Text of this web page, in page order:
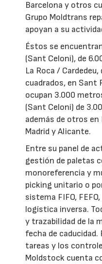
Barcelona y otros
Grupo Moldtrans
apoyan a su
Éstos se
(Sant Celoni), de
La Roca /
cuadrados, en Sant
ocupan 3.000
(Sant Celoni) de
además de otros en
Madrid y Alicante.
Entre su panel de
gestión de paletas
monoreferencia y
picking unitario o
sistema FIFO,
logística inversa.
y trazabilidad de la
fecha de
tareas y los
Moldstock cuenta